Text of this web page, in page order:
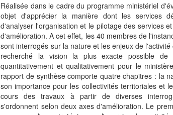
Réalisée dans le cadre du programme ministériel
objet d'apprécier la manière dont les services
d'analyser l'organisation et le pilotage des services
d'amélioration. A cet effet, les 40 membres de
sont interrogés sur la nature et les enjeux de
recherché la vision la plus exacte possible de
quantitativement et qualitativement pour le
rapport de synthèse comporte quatre chapitres : la
son importance pour les collectivités territoriales et
cours des travaux à partir de diverses
s'ordonnent selon deux axes d'amélioration. Le